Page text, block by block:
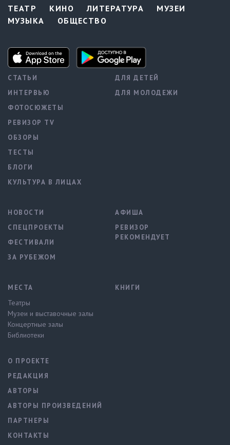
ТЕАТР КИНО ЛИТЕРАТУРА
МУЗЕИ
МУЗЫКА
ОБЩЕСТВО
СТАТЬИ
ИНТЕРВЬЮ
ФОТОСЮЖЕТЫ
РЕВИЗОР TV
ОБЗОРЫ
ТЕСТЫ
БЛОГИ
КУЛЬТУРА В ЛИЦАХ
ДЛЯ ДЕТЕЙ
ДЛЯ МОЛОДЕЖИ
НОВОСТИ
СПЕЦПРОЕКТЫ
ФЕСТИВАЛИ
ЗА РУБЕЖОМ
АФИША
РЕВИЗОР
РЕКОМЕНДУЕТ
МЕСТА
Театры
Музеи и выставочные залы
Концертные залы
Библиотеки
КНИГИ
О ПРОЕКТЕ
РЕДАКЦИЯ
АВТОРЫ
АВТОРЫ ПРОИЗВЕДЕНИЙ
ПАРТНЕРЫ
КОНТАКТЫ